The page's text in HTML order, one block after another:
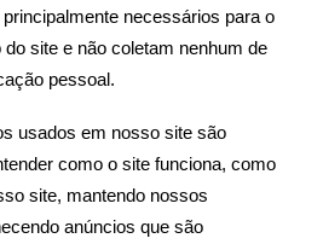
necessários para o
site e não coletam nenhum de
pessoal.
usados ​​em nosso site são
como o site funciona, como
site, mantendo nossos
anúncios que são